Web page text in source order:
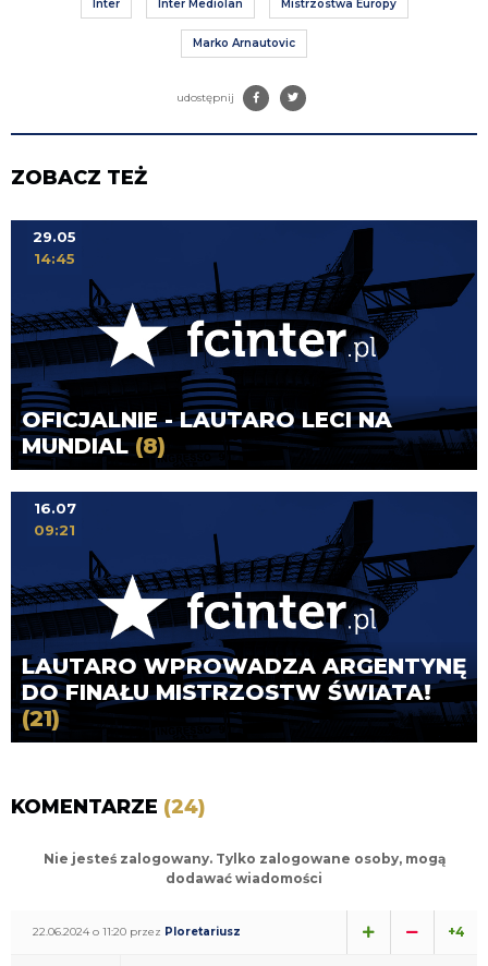
Inter Inter Mediolan Mistrzostwa Europy
Marko Arnautovic
udostępnij
ZOBACZ TEŻ
OFICJALNIE - LAUTARO LECI NA
MUNDIAL (8)
29.05
14:45
LAUTARO WPROWADZA ARGENTYNĘ
DO FINAŁU MISTRZOSTW ŚWIATA!
(21)
16.07
09:21
KOMENTARZE (24)
Nie jesteś zalogowany. Tylko zalogowane osoby, mogą
dodawać wiadomości
22.06.2024 o 11:20 przez Ploretariusz +4